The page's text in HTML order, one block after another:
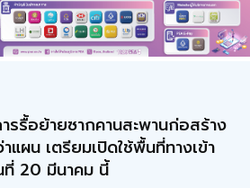
รรื้อย้ายซากคานสะพานก่อสร้าง
แผน เตรียมเปิดใช้พื้นที่ทางเข้า
ที่ 20 มีนาคม นี้